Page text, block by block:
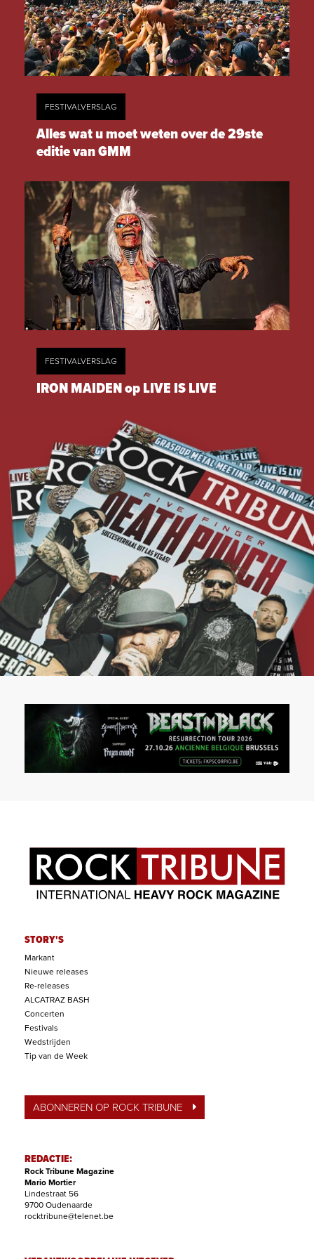
FESTIVALVERSLAG
Alles wat u moet weten over de 29ste
editie van GMM
FESTIVALVERSLAG
IRON MAIDEN op LIVE IS LIVE
STORY'S
Markant
Nieuwe releases
Re-releases
ALCATRAZ BASH
Concerten
Festivals
Wedstrijden
Tip van de Week
ABONNEREN OP ROCK TRIBUNE
REDACTIE:
Rock Tribune Magazine
Mario Mortier
Lindestraat 56
9700 Oudenaarde
rocktribune@telenet.be